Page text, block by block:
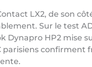
LX2, de son
Sur le test
Dynapro HP2 mise
parisiens confirment